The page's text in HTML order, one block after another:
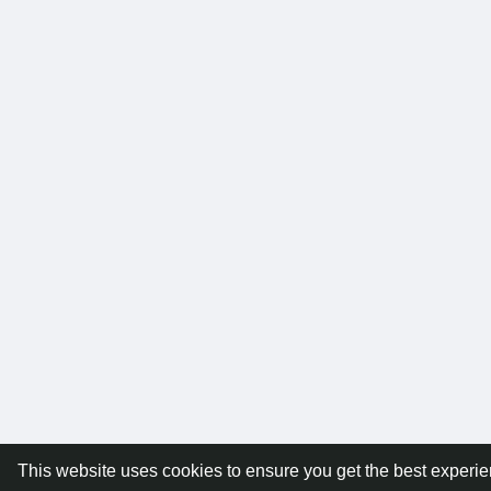
This website uses cookies to ensure you get the best